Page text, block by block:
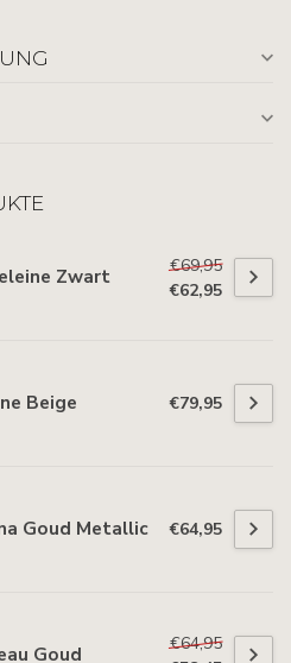
Zwart
€69,95
€62,95
Beige €79,95
Goud Metallic €64,95
Goud
€64,95